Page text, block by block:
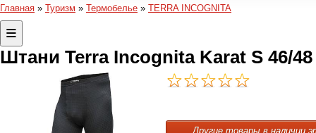
Главная » Туризм » Термобелье » TERRA INCOGNITA
Штани Terra Incognita Karat S 46/48
Другие товары в наличии